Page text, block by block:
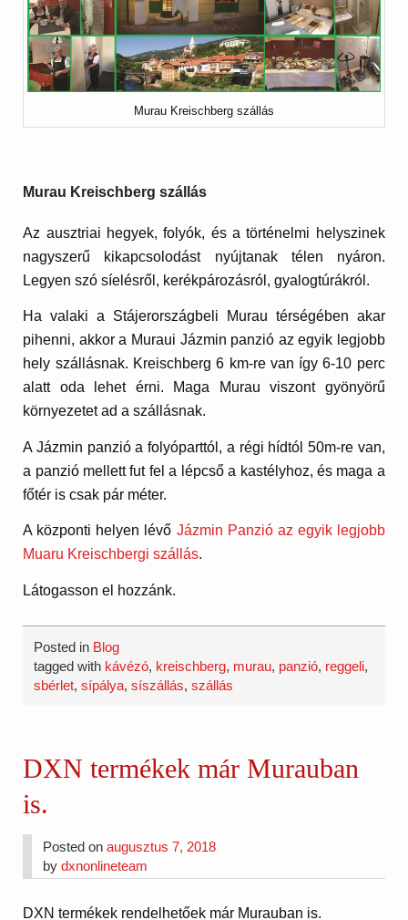
Murau Kreischberg szállás
Murau Kreischberg szállás
Az ausztriai hegyek, folyók, és a történelmi helyszinek
nagyszerű kikapcsolodást nyújtanak télen nyáron.
Legyen szó síelésről, kerékpározásról, gyalogtúrákról.
Ha valaki a Stájerországbeli Murau térségében akar
pihenni, akkor a Muraui Jázmin panzió az egyik legjobb
hely szállásnak. Kreischberg 6 km-re van így 6-10 perc
alatt oda lehet érni. Maga Murau viszont gyönyörű
környezetet ad a szállásnak.
A Jázmin panzió a folyóparttól, a régi hídtól 50m-re van,
a panzió mellett fut fel a lépcső a kastélyhoz, és maga a
főtér is csak pár méter.
A központi helyen lévő Jázmin Panzió az egyik legjobb
Muaru Kreischbergi szállás.
Látogasson el hozzánk.
Posted in Blog
tagged with kávézó, kreischberg, murau, panzió, reggeli,
sbérlet,sípálya,síszállás,szállás
DXN termékek már Murauban
is.
Posted onaugusztus 7, 2018
bydxnonlineteam
DXN termékek rendelhetőek már Murauban is.